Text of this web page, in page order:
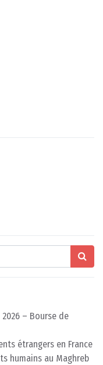
– Bourse de
étrangers en France
humains au Maghreb